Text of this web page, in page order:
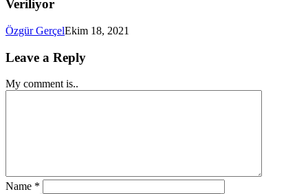
Veriliyor
Özgür GerçelEkim 18, 2021
Leave a Reply
My comment is..
Name *